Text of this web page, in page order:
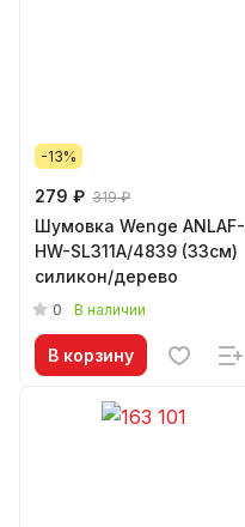
-13%
279 ₽ 319 ₽
Шумовка Wenge ANLAF-
HW-SL311A/4839 (33см)
силикон/дерево
0 В наличии
В корзину